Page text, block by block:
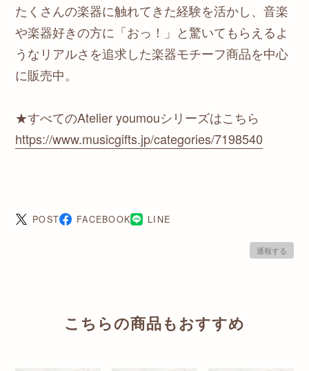
たくさんの楽器に触れてきた経験を活かし、音楽
や楽器好きの方に「おっ！」と驚いてもらえるよ
うなリアルさを追求した楽器モチーフ商品を中心
に販売中。
★すべてのAtelier youmouシリーズはこちら
https://www.musicgifts.jp/categories/7198540
POST FACEBOOK LINE
通報する
こちらの商品もおすすめ